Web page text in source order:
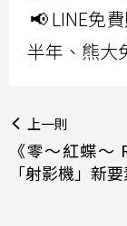
📢 LINE免
半年、熊大
上一則
《零～紅蝶～
「射影機」新